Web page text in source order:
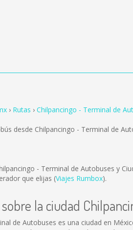
Rutas Chilpancingo - Terminal de
desde Chilpancingo - Terminal de
- Terminal de Autobuses y
que elijas (Viajes Rumbox).
la ciudad
de Autobuses es una ciudad en